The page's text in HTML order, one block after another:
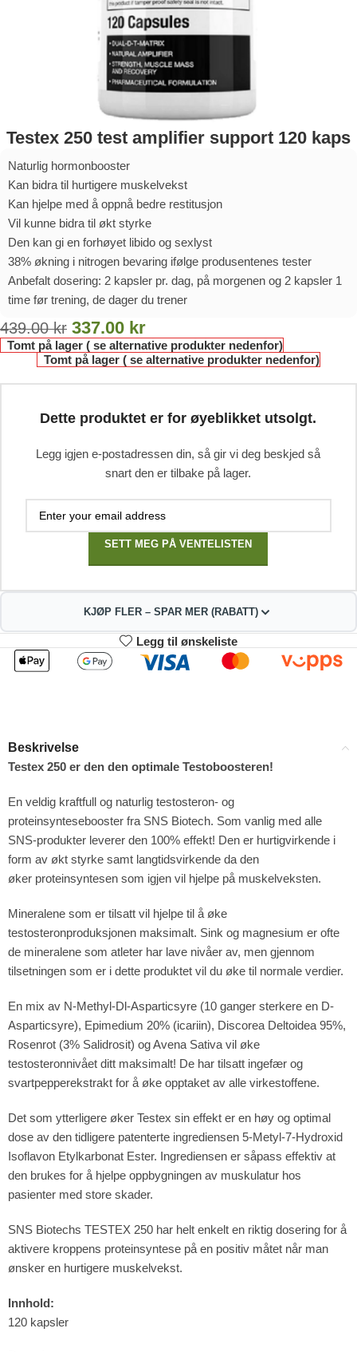
Testex 250 test amplifier support 120 kaps
Naturlig hormonbooster
Kan bidra til hurtigere muskelvekst
Kan hjelpe med å oppnå bedre restitusjon
Vil kunne bidra til økt styrke
Den kan gi en forhøyet libido og sexlyst
38% økning i nitrogen bevaring ifølge produsentenes tester
Anbefalt dosering: 2 kapsler pr. dag, på morgenen og 2 kapsler 1
time før trening, de dager du trener
439.00kr 337.00 kr
Tomt på lager ( se alternative produkter nedenfor)
Tomt på lager ( se alternative produkter nedenfor)
Dette produktet er for øyeblikket utsolgt.
Legg igjen e-postadressen din, så gir vi deg beskjed så
snart den er tilbake på lager.
SETT MEG PÅ VENTELISTEN
KJØP FLER – SPAR MER (RABATT)
2
333.63
kr
3-4
330.26
4%
Legg til ønskeliste
Beskrivelse
Testex 250 er den den optimale Testoboosteren!
En veldig kraftfull og naturlig testosteron- og
proteinsyntesebooster fra SNS Biotech. Som vanlig med alle
SNS-produkter leverer den 100% effekt! Den er hurtigvirkende i
form av økt styrke samt langtidsvirkende da den
øker proteinsyntesen som igjen vil hjelpe på muskelveksten.
Mineralene som er tilsatt vil hjelpe til å øke
testosteronproduksjonen maksimalt. Sink og magnesium er ofte
de mineralene som atleter har lave nivåer av, men gjennom
tilsetningen som er i dette produktet vil du øke til normale verdier.
En mix av N-Methyl-Dl-Asparticsyre (10 ganger sterkere en D-
Asparticsyre), Epimedium 20% (icariin), Discorea Deltoidea 95%,
Rosenrot (3% Salidrosit) og Avena Sativa vil øke
testosteronnivået ditt maksimalt! De har tilsatt ingefær og
svartpepperekstrakt for å øke opptaket av alle virkestoffene.
Det som ytterligere øker Testex sin effekt er en høy og optimal
dose av den tidligere patenterte ingrediensen 5-Metyl-7-Hydroxid
Isoflavon Etylkarbonat Ester. Ingrediensen er såpass effektiv at
den brukes for å hjelpe oppbygningen av muskulatur hos
pasienter med store skader.
SNS Biotechs TESTEX 250 har helt enkelt en riktig dosering for å
aktivere kroppens proteinsyntese på en positiv måtet når man
ønsker en hurtigere muskelvekst.
Innhold:
120 kapsler